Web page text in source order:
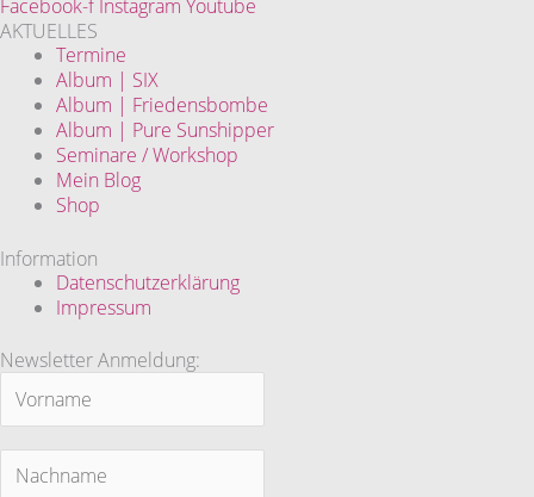
Facebook-f Instagram Youtube
AKTUELLES
Termine
Album | SIX
Album | Friedensbombe
Album | Pure Sunshipper
Seminare / Workshop
Mein Blog
Shop
Information
Datenschutzerklärung
Impressum
Newsletter Anmeldung: